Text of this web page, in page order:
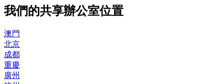
我們的共享辦公室位置
澳門
北京
成都
重慶
廣州